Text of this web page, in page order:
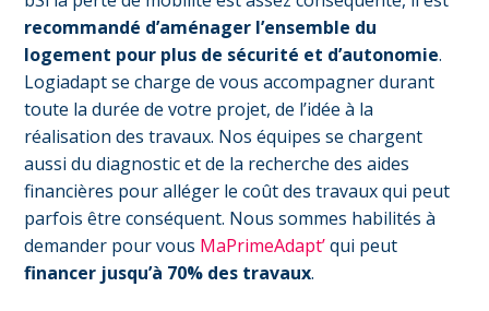
recommandé d’aménager l’ensemble du
logement pour plus de sécurité et d’autonomie.
Logiadapt se charge de vous accompagner durant
toute la durée de votre projet, de l’idée à la
réalisation des travaux. Nos équipes se chargent
aussi du diagnostic et de la recherche des aides
financières pour alléger le coût des travaux qui peut
parfois être conséquent. Nous sommes habilités à
demander pour vous MaPrimeAdapt’qui peut
financer jusqu’à 70% des travaux.